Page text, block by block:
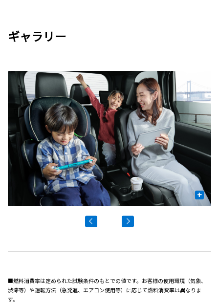
ギャラリー
+
■燃料消費率は定められた試験条件のもとでの値です。お客様の使用環境（気象、
渋滞等）や運転方法（急発進、エアコン使用等）に応じて燃料消費率は異なりま
す。